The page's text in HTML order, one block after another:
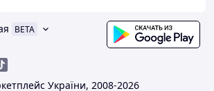
BETA
України, 2008-2026